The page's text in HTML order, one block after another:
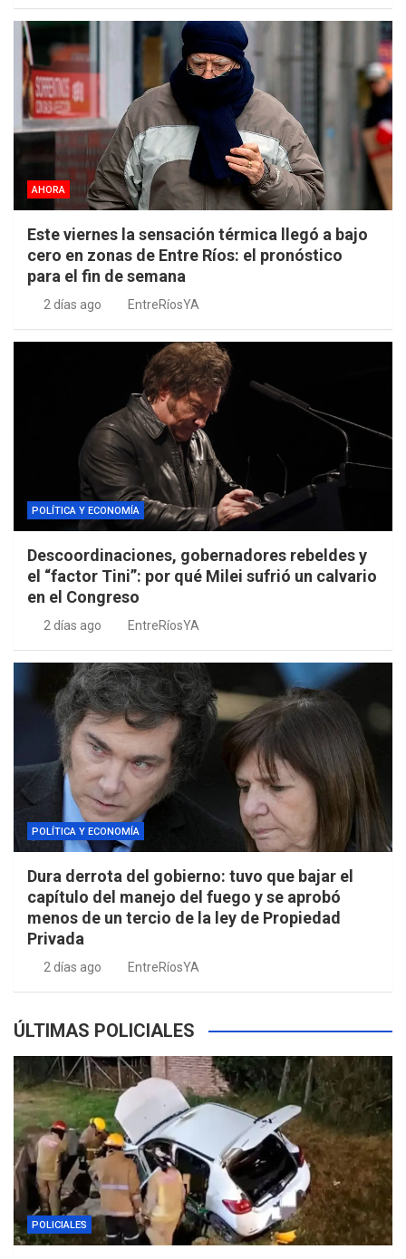
AHORA
Este viernes la sensación térmica llegó a bajo
cero en zonas de Entre Ríos: el pronóstico
para el fin de semana
2 días ago EntreRíosYA
POLÍTICA Y ECONOMÍA
Descoordinaciones, gobernadores rebeldes y
el “factor Tini”: por qué Milei sufrió un calvario
en el Congreso
2 días ago EntreRíosYA
POLÍTICA Y ECONOMÍA
Dura derrota del gobierno: tuvo que bajar el
capítulo del manejo del fuego y se aprobó
menos de un tercio de la ley de Propiedad
Privada
2 días ago EntreRíosYA
ÚLTIMAS POLICIALES
POLICIALES